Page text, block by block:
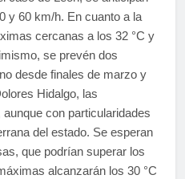
y 60 km/h. En cuanto a la
cercanas a los 32 °C y
se prevén dos
desde finales de marzo y
Hidalgo, las
con particularidades
del estado. Se esperan
que podrían superar los
alcanzarán los 30 °C